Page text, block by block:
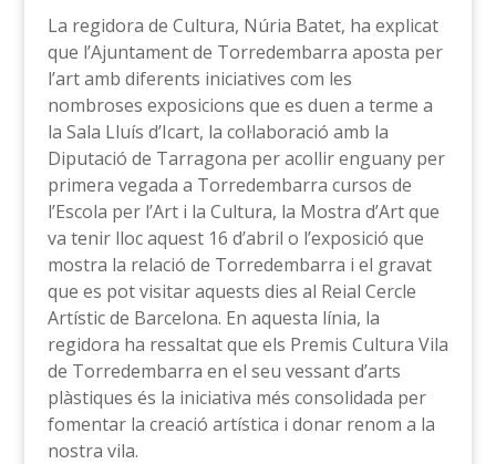
La regidora de Cultura, Núria Batet, ha explicat
que l’Ajuntament de Torredembarra aposta per
l’art amb diferents iniciatives com les
nombroses exposicions que es duen a terme a
la Sala Lluís d’Icart, la col·laboració amb la
Diputació de Tarragona per acollir enguany per
primera vegada a Torredembarra cursos de
l’Escola per l’Art i la Cultura, la Mostra d’Art que
va tenir lloc aquest 16 d’abril o l’exposició que
mostra la relació de Torredembarra i el gravat
que es pot visitar aquests dies al Reial Cercle
Artístic de Barcelona. En aquesta línia, la
regidora ha ressaltat que els Premis Cultura Vila
de Torredembarra en el seu vessant d’arts
plàstiques és la iniciativa més consolidada per
fomentar la creació artística i donar renom a la
nostra vila.